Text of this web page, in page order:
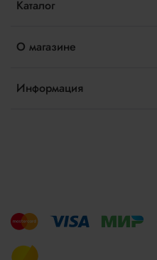
Каталог
О магазине
Информация